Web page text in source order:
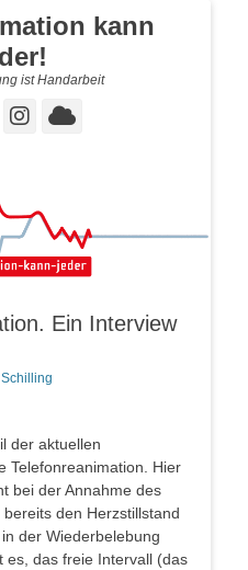
kann
ist Handarbeit
Instagram
Cloud
Ein Interview
der aktuellen
Telefonreanimation. Hier
bei der Annahme des
den Herzstillstand
der Wiederbelebung
es, das freie Intervall (das